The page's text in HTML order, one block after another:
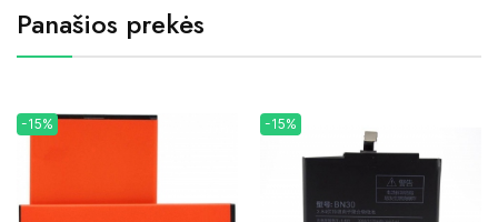
Panašios prekės
-15% -15%